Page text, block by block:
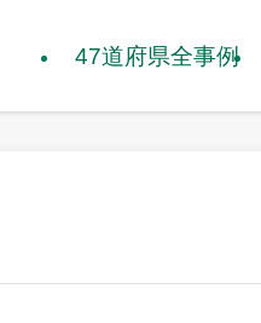
47道府県全事例